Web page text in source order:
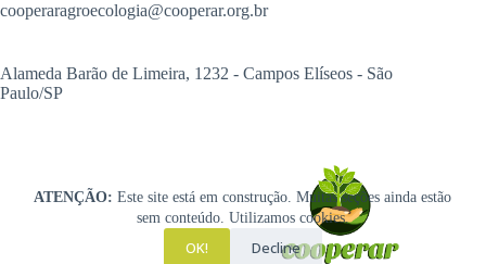
ATENÇÃO: Este site está em construção. Muitas seções ainda estão
sem conteúdo. Utilizamos cookies.
OK! Decline
cooperaragroecologia@cooperar.org.br
Alameda Barão de Limeira, 1232 - Campos Elíseos - São
Paulo/SP